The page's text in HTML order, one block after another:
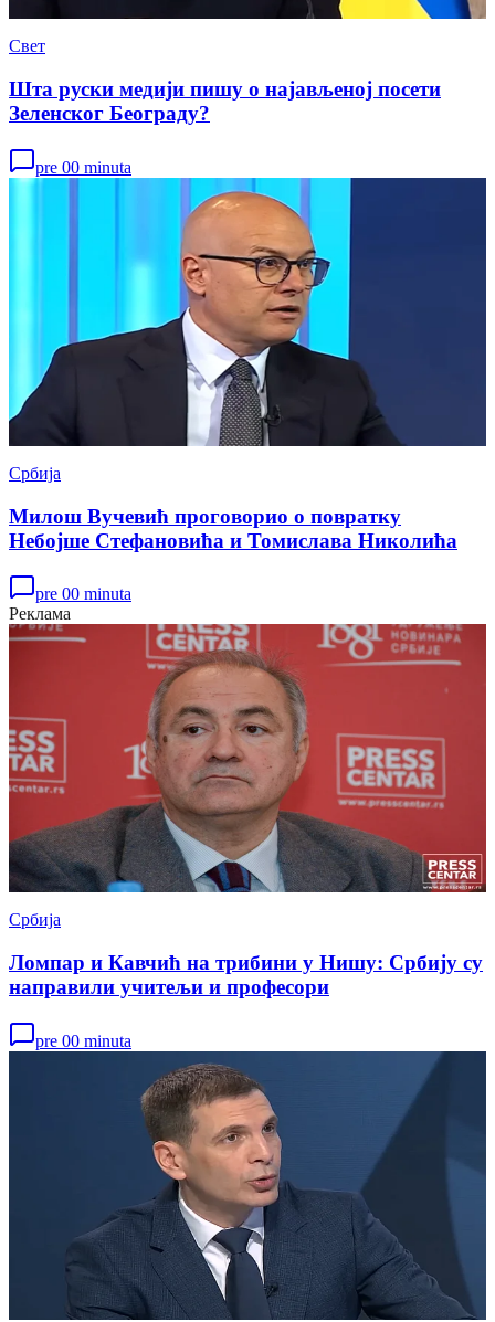
Свет
Шта руски медији пишу о најављеној посети
Зеленског Београду?
pre 00 minuta
Србија
Милош Вучевић проговорио о повратку
Небојше Стефановића и Томислава Николића
pre 00 minuta
Реклама
Србија
Ломпар и Кавчић на трибини у Нишу: Србију су
направили учитељи и професори
pre 00 minuta